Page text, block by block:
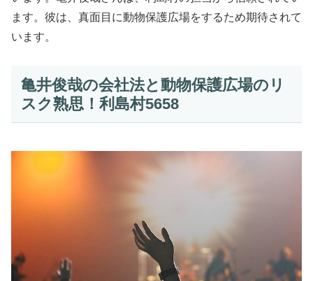
ます。彼は、真面目に動物保護広場をするため期待されて
います。
亀井俊哉の会社法と動物保護広場のリ
スク熟思！利島村5658